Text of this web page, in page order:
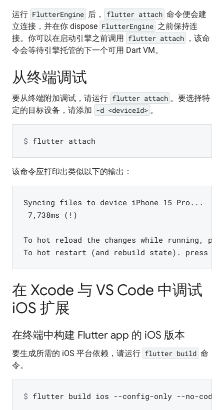
运行 FlutterEngine 后， flutter attach 命令便会建
立连接，并在你 dispose FlutterEngine 之前保持连
接。你可以在启动引擎之前调用
flutter attach ，该命
令会等待引擎托管的下一个可用 Dart VM。
从终端调试
要从终端附加调试，请运行 flutter attach 。要选择特
定的目标设备，请添加 -d <deviceId> 。
$ flutter attach
该命令应打印出类似以下的输出：
Syncing files to device iPhone 15 Pro...
7,738ms (!)
To hot reload the changes while running,
To hot restart (and rebuild state). press
在 Xcode 与 VS Code 中调试
iOS 扩展
在终端中构建 Flutter app 的 iOS 版本
要生成所需的 iOS 平台依赖，请运行 flutter build 命
令。
$ flutter build ios --config-only --no-